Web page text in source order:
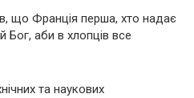
що Франція перша, хто надає
Бог, аби в хлопців все
та наукових